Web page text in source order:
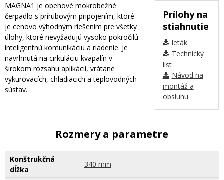
Prílohy na
stiahnutie
leták
Technický
list
Návod na
montáž a
obsluhu
MAGNA1 je obehové mokrobežné
čerpadlo s prírubovým pripojením, ktoré
je cenovo výhodným riešením pre všetky
úlohy, ktoré nevyžadujú vysoko pokročilú
inteligentnú komunikáciu a riadenie. Je
navrhnutá na cirkuláciu kvapalín v
širokom rozsahu aplikácií, vrátane
vykurovacích, chladiacich a teplovodných
sústav.
Rozmery a parametre
Konštrukčná
dĺžka
340 mm